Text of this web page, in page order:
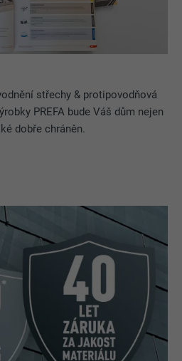
střechy & protipovodňová
PREFA bude Váš dům nejen
dobře chráněn.